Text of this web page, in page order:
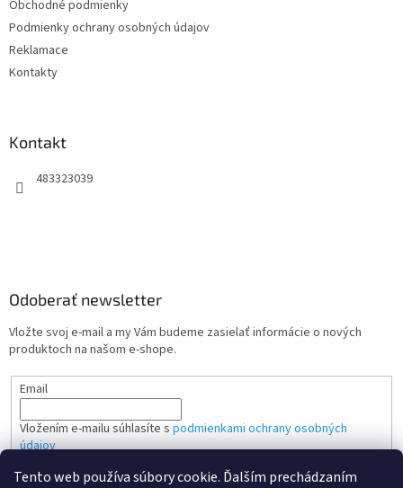
Tento web používa súbory cookie. Ďalším prechádzaním
Obchodné podmienky
Podmienky ochrany osobných údajov
Reklamace
Kontakty
Kontakt
483323039
Odoberať newsletter
Vložte svoj e-mail a my Vám budeme zasielať informácie o nových
produktoch na našom e-shope.
Email
Vložením e-mailu súhlasíte s podmienkami ochrany osobných
údajov